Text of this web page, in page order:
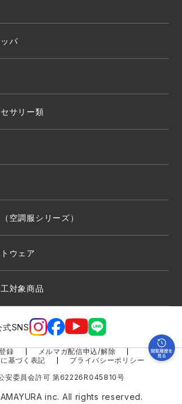
パ
サリー類
空調服シリーズ）
ウェア
対象商品
式SNS
録
メルマガ配信申込/解除
基づく表記
プライバシーポリシー
安委員会許可 第62226R045810号
inc. All rights reserved.